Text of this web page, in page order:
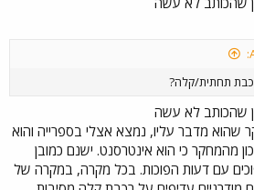
תחתית/קלה?
שהכותב לא עשה
שהוא מדבר עליו, נמצא אצלי בספרייה והוא
מהמחקר כי הוא אינטרסנט. ישנם כמובן
עם דעות הפוכות. בכל מקרה, במקרה של